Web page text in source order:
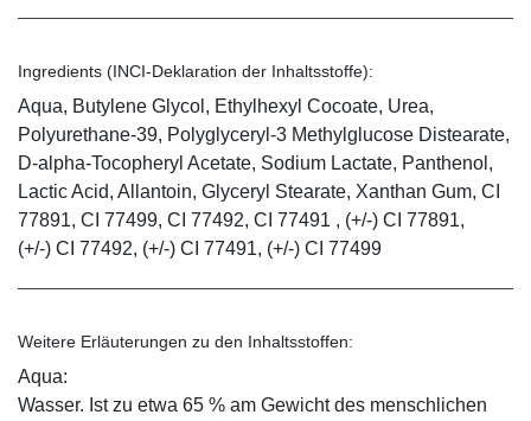
Ingredients (INCI-Deklaration der Inhaltsstoffe):
Aqua, Butylene Glycol, Ethylhexyl Cocoate, Urea,
Polyurethane-39, Polyglyceryl-3 Methylglucose Distearate,
D-alpha-Tocopheryl Acetate, Sodium Lactate, Panthenol,
Lactic Acid, Allantoin, Glyceryl Stearate, Xanthan Gum, CI
77891, CI 77499, CI 77492, CI 77491 , (+/-) CI 77891,
(+/-) CI 77492, (+/-) CI 77491, (+/-) CI 77499
Weitere Erläuterungen zu den Inhaltsstoffen:
Aqua:
Wasser. Ist zu etwa 65 % am Gewicht des menschlichen